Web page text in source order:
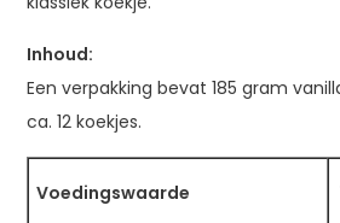
Inhoud:
Een verpakking bevat 185 gram
ca. 12 koekjes.
Voedingswaarde